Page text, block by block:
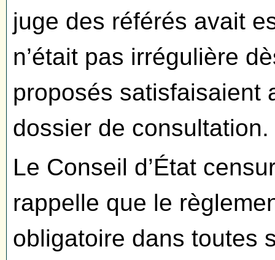
juge des référés avait
n’était pas irrégulière
proposés satisfaisaient
dossier de consultation.
Le Conseil d’État
rappelle que le
obligatoire dans toutes